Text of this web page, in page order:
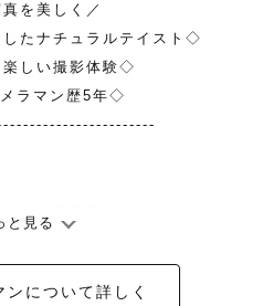
を美しく／
たナチュラルテイスト◇
しい撮影体験◇
ラマン歴5年◇
と見る
ンについて詳しく